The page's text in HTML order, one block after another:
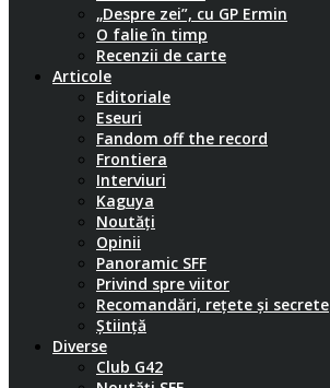
„Despre zei”, cu GP Ermin
O falie în timp
Recenzii de carte
Articole
Editoriale
Eseuri
Fandom off the record
Frontiera
Interviuri
Kaguya
Noutăți
Opinii
Panoramic SFF
Privind spre viitor
Recomandări, rețete și secrete
Știință
Diverse
Club G42